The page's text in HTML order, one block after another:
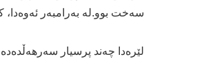
سەخت بوو.لە بەرامبەر ئەوەدا،
لێرەدا چەند پرسیار